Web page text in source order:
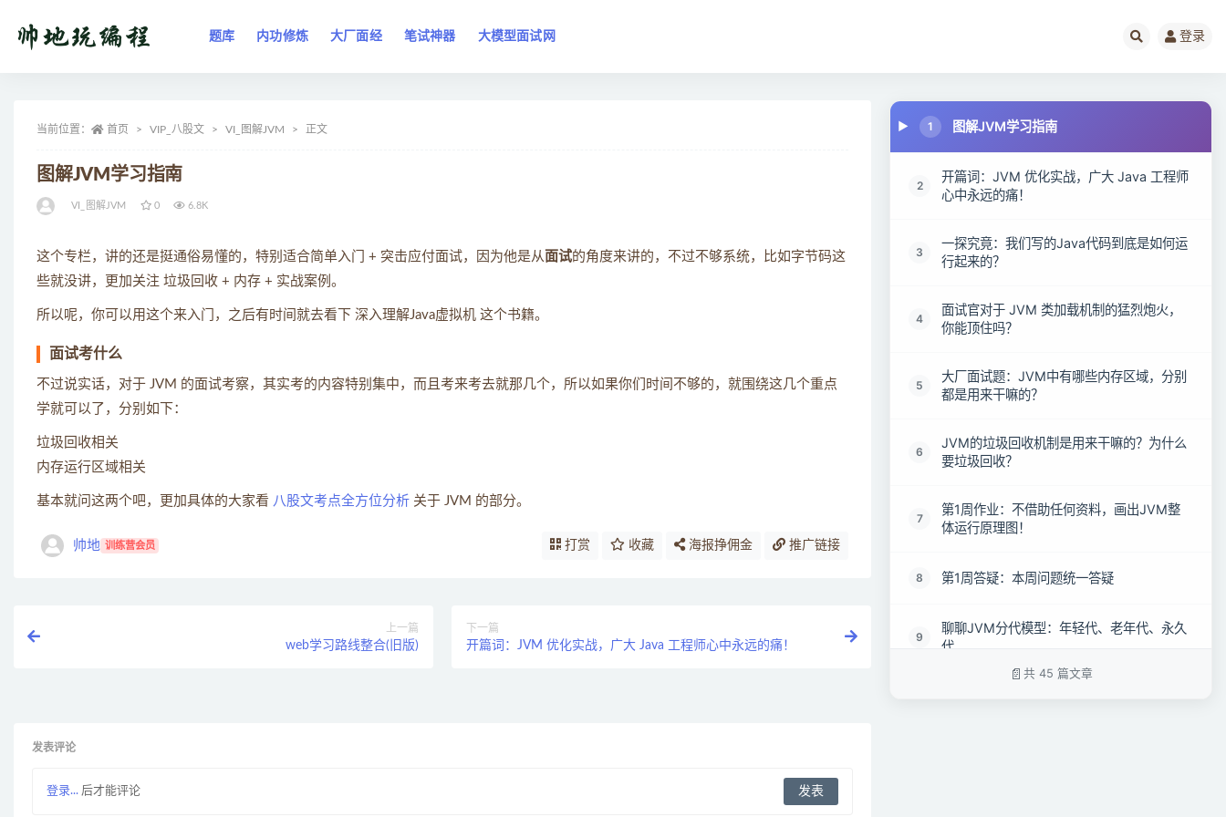
题库 内功修炼 大厂面经 笔试神器 大模型面试网 登录
当前位置： 首页 VIP_八股文 VI_图解JVM 正文
图解JVM学习指南
VI_图解JVM 0 6.8K
这个专栏，讲的还是挺通俗易懂的，特别适合简单入门 + 突击应付面试，因为他是从面试的角度来讲的，不过不够系统，比如字节码这
些就没讲，更加关注 垃圾回收 + 内存 + 实战案例。
所以呢，你可以用这个来入门，之后有时间就去看下 深入理解Java虚拟机 这个书籍。
面试考什么
不过说实话，对于 JVM 的面试考察，其实考的内容特别集中，而且考来考去就那几个，所以如果你们时间不够的，就围绕这几个重点
学就可以了，分别如下：
垃圾回收相关
内存运行区域相关
基本就问这两个吧，更加具体的大家看 八股文考点全方位分析 关于 JVM 的部分。
帅地 训练营会员 打赏 收藏 海报挣佣金 推广链接
上一篇
web学习路线整合(旧版)
下一篇
开篇词：JVM 优化实战，广大 Java 工程师心中永远的痛！
发表评论
登录... 后才能评论
1 图解JVM学习指南
2
开篇词：JVM 优化实战，广大 Java 工程师
心中永远的痛！
3
一探究竟：我们写的Java代码到底是如何运
行起来的？
4
面试官对于 JVM 类加载机制的猛烈炮火，
你能顶住吗？
5
大厂面试题：JVM中有哪些内存区域，分别
都是用来干嘛的？
6
JVM的垃圾回收机制是用来干嘛的？为什么
要垃圾回收？
7
第1周作业：不借助任何资料，画出JVM整
体运行原理图！
8 第1周答疑：本周问题统一答疑
9
聊聊JVM分代模型：年轻代、老年代、永久
代
共 45 篇文章